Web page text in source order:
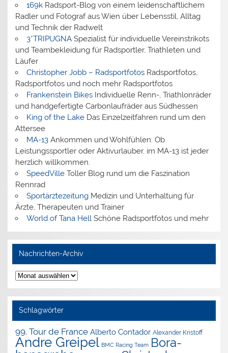
169kRadsport-Blog von einem leidenschaftlichem
Radler und Fotograf aus Wien über Lebensstil, Alltag
und Technik der Radwelt
3*TRIPUGNASpezialist für individuelle Vereinstrikots
und Teambekleidung für Radsportler, Triathleten und
Läufer
Christopher Jobb – RadsportfotosRadsportfotos,
Radsportfotos und noch mehr Radsportfotos
Frankenstein BikesIndividuelle Renn-, Triathlonräder
und handgefertigte Carbonlaufräder aus Südhessen
King of the LakeDas Einzelzeitfahren rund um den
Attersee
MA-13Ankommen und Wohlfühlen: Ob
Leistungssportler oder Aktivurlauber, im MA-13 ist jeder
herzlich willkommen.
SpeedVilleToller Blog rund um die Faszination
Rennrad
SportärztezeitungMedizin und Unterhaltung für
Ärzte, Therapeuten und Trainer
World of Tana HellSchöne Radsportfotos und mehr
Nachrichten-Archiv
Nachrichten-
Archiv
Schlagwörter
99. Tour de France Alberto Contador Alexander Kristoff
Andre Greipel BMC Racing Team Bora-